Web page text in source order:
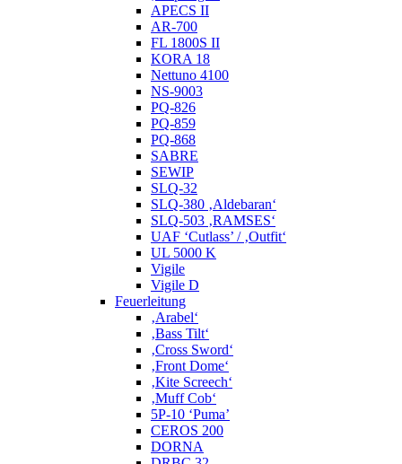
APECS II
AR-700
FL 1800S II
KORA 18
Nettuno 4100
NS-9003
PQ-826
PQ-859
PQ-868
SABRE
SEWIP
SLQ-32
SLQ-380 ‚Aldebaran‘
SLQ-503 ‚RAMSES‘
UAF ‘Cutlass’ / ‚Outfit‘
UL 5000 K
Vigile
Vigile D
Feuerleitung
‚Arabel‘
‚Bass Tilt‘
‚Cross Sword‘
‚Front Dome‘
‚Kite Screech‘
‚Muff Cob‘
5P-10 ‘Puma’
CEROS 200
DORNA